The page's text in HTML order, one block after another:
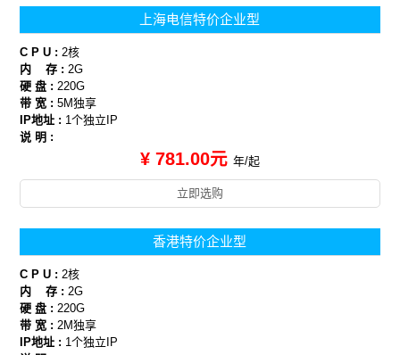
上海电信特价企业型
C P U :2核
内 存 :2G
硬 盘 :220G
带 宽 :5M独享
IP地址 : 1个独立IP
说 明 :
¥ 781.00元 年/起
立即选购
香港特价企业型
C P U : 2核
内 存 : 2G
硬 盘 : 220G
带 宽 : 2M独享
IP地址 : 1个独立IP